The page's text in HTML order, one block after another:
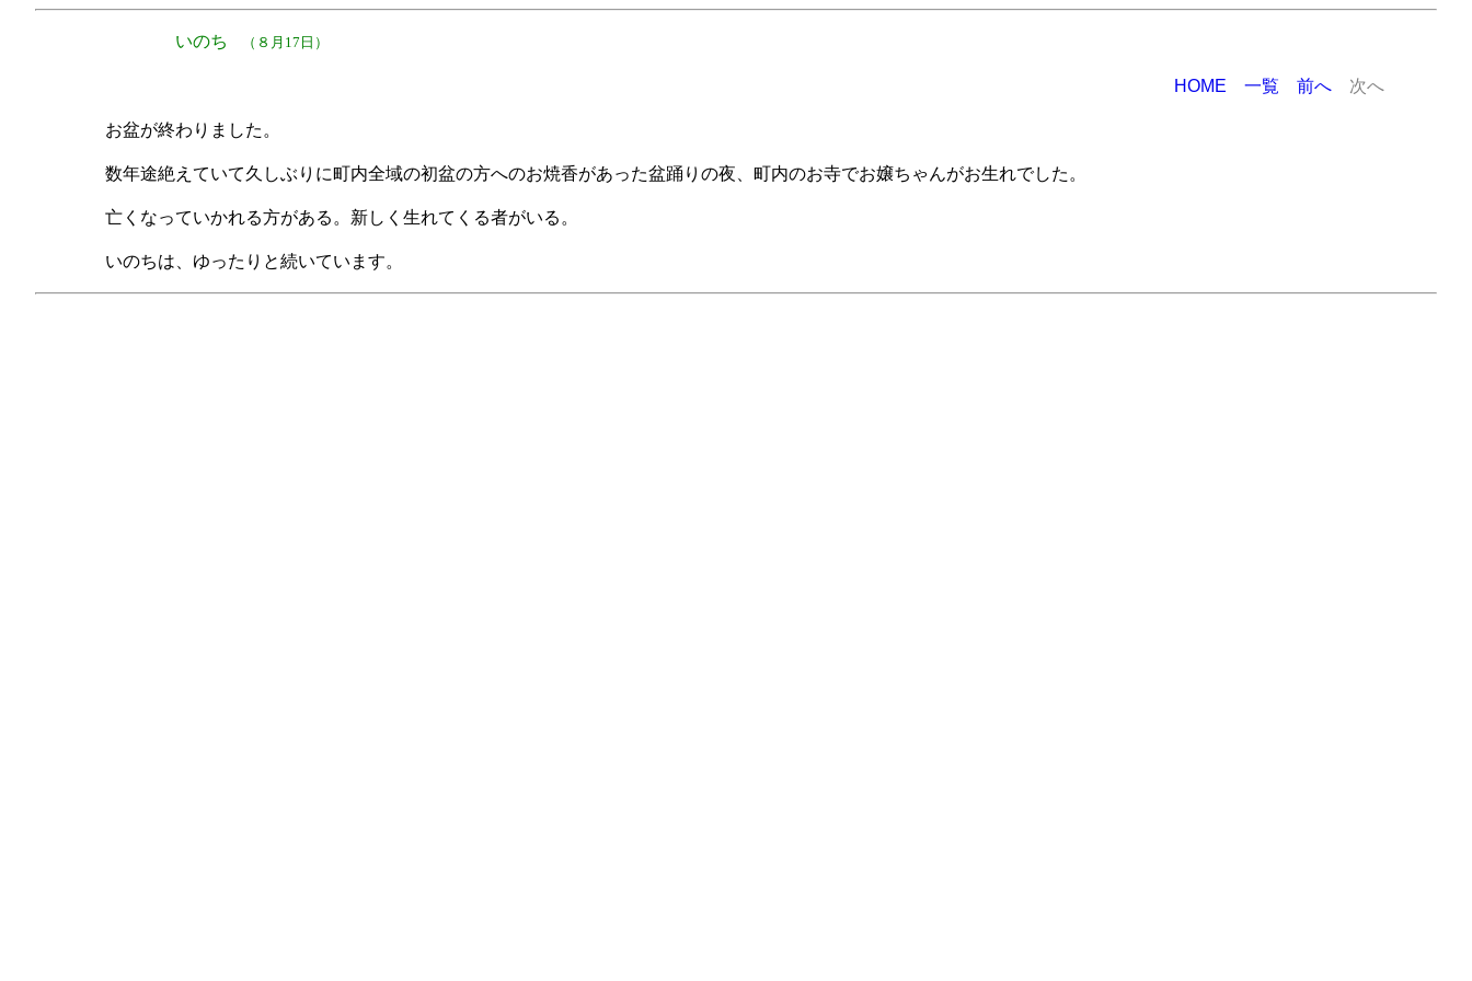
いのち （８月17日）
HOME 一覧 前へ 次へ
お盆が終わりました。
数年途絶えていて久しぶりに町内全域の初盆の方へのお焼香があった盆踊りの夜、町内のお寺でお嬢ちゃんがお生れでした。
亡くなっていかれる方がある。新しく生れてくる者がいる。
いのちは、ゆったりと続いています。